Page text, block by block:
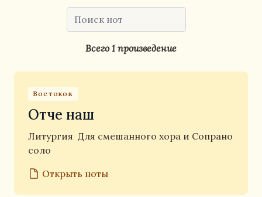
Всего 1 произведение
Востоков
Отче наш
Литургия Для смешанного хора и Сопрано
соло
Открыть ноты